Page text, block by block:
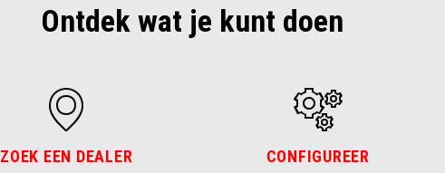
Ontdek wat je kunt doen
ZOEK EEN DEALER CONFIGUREER